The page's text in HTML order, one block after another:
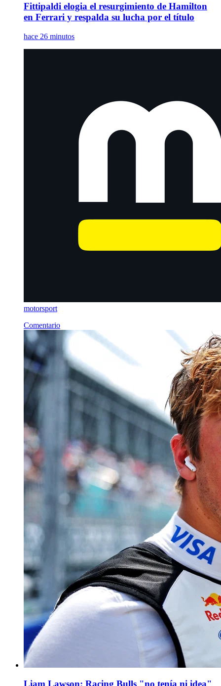
Fittipaldi elogia el resurgimiento de Hamilton
en Ferrari y respalda su lucha por el título
hace 26 minutos
motorsport
Comentario